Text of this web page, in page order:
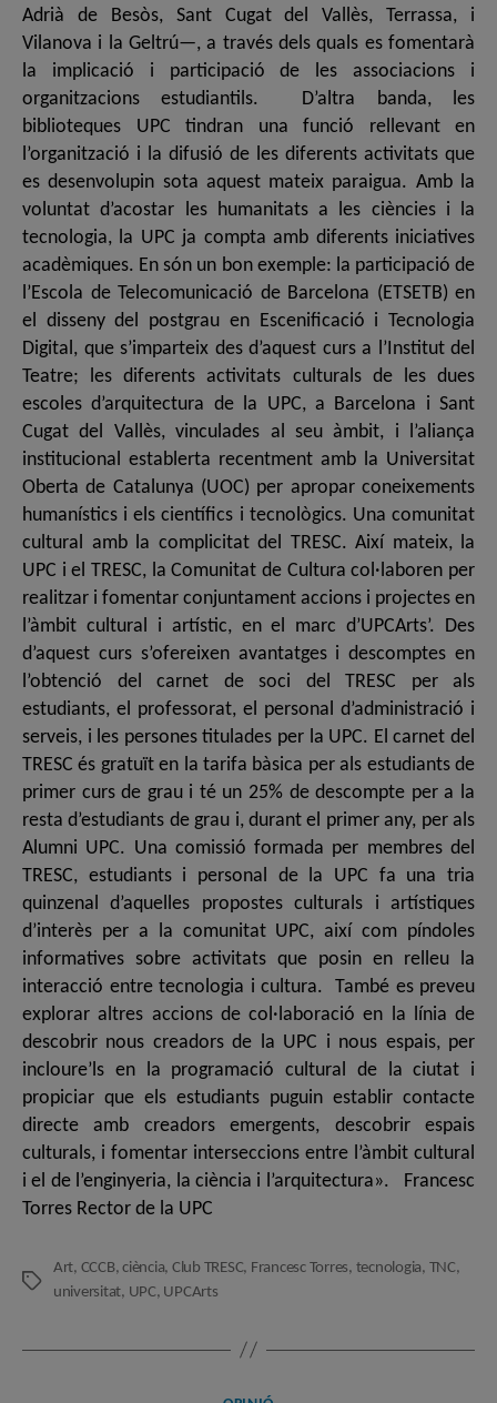
Adrià de Besòs, Sant Cugat del Vallès, Terrassa, i
Vilanova i la Geltrú—, a través dels quals es fomentarà
la implicació i participació de les associacions i
organitzacions estudiantils. D’altra banda, les
biblioteques UPC tindran una funció rellevant en
l’organització i la difusió de les diferents activitats que
es desenvolupin sota aquest mateix paraigua. Amb la
voluntat d’acostar les humanitats a les ciències i la
tecnologia, la UPC ja compta amb diferents iniciatives
acadèmiques. En són un bon exemple: la participació de
l’Escola de Telecomunicació de Barcelona (ETSETB) en
el disseny del postgrau en Escenificació i Tecnologia
Digital, que s’imparteix des d’aquest curs a l’Institut del
Teatre; les diferents activitats culturals de les dues
escoles d’arquitectura de la UPC, a Barcelona i Sant
Cugat del Vallès, vinculades al seu àmbit, i l’aliança
institucional establerta recentment amb la Universitat
Oberta de Catalunya (UOC) per apropar coneixements
humanístics i els científics i tecnològics. Una comunitat
cultural amb la complicitat del TRESC. Així mateix, la
UPC i el TRESC, la Comunitat de Cultura col·laboren per
realitzar i fomentar conjuntament accions i projectes en
l’àmbit cultural i artístic, en el marc d’UPCArts’. Des
d’aquest curs s’ofereixen avantatges i descomptes en
l’obtenció del carnet de soci del TRESC per als
estudiants, el professorat, el personal d’administració i
serveis, i les persones titulades per la UPC. El carnet del
TRESC és gratuït en la tarifa bàsica per als estudiants de
primer curs de grau i té un 25% de descompte per a la
resta d’estudiants de grau i, durant el primer any, per als
Alumni UPC. Una comissió formada per membres del
TRESC, estudiants i personal de la UPC fa una tria
quinzenal d’aquelles propostes culturals i artístiques
d’interès per a la comunitat UPC, així com píndoles
informatives sobre activitats que posin en relleu la
interacció entre tecnologia i cultura. També es preveu
explorar altres accions de col·laboració en la línia de
descobrir nous creadors de la UPC i nous espais, per
incloure’ls en la programació cultural de la ciutat i
propiciar que els estudiants puguin establir contacte
directe amb creadors emergents, descobrir espais
culturals, i fomentar interseccions entre l’àmbit cultural
i el de l’enginyeria, la ciència i l’arquitectura». Francesc
Torres Rector de la UPC
Etiquetes
Art, CCCB,ciència, Club TRESC, Francesc Torres, tecnologia, TNC,
universitat, UPC, UPCArts